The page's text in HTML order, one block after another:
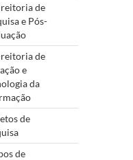
de
e Pós-
de
e
da
de
de